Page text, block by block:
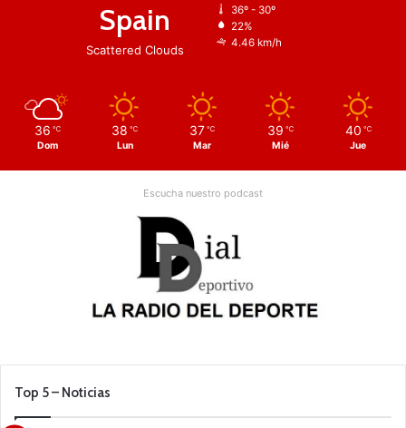
Spain
Scattered Clouds
36º - 30º
22%
4.46 km/h
36 ℃
Dom
38 ℃
Lun
37 ℃
Mar
39 ℃
Mié
40 ℃
Jue
Escucha nuestro podcast
Top 5 – Noticias